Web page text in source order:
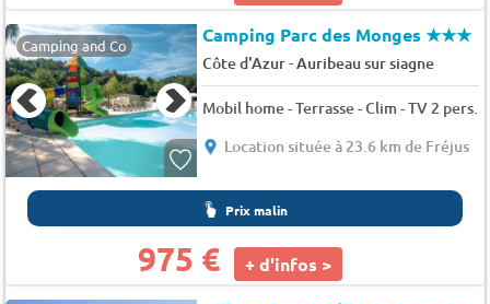
Camping and Co Camping Parc des Monges★★★
Côte d'Azur-Auribeau sur siagne
Mobil home - Terrasse - Clim - TV 2 pers.
Location située à 23.6 km de Fréjus
Prix malin
975 € + d'infos >